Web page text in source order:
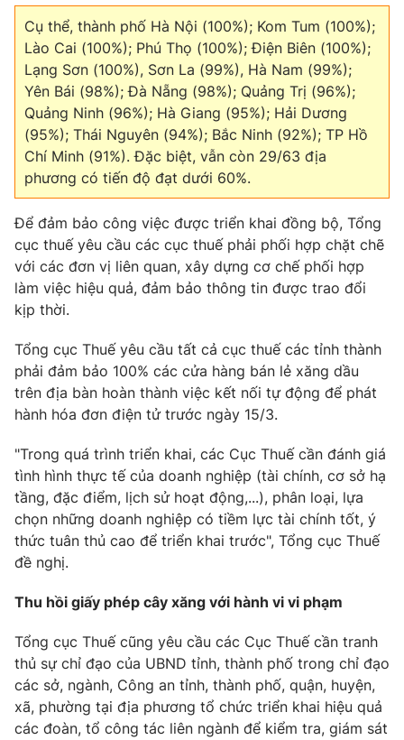
Hậu trường
Nhân vật
Khán giả
Giải sao mai
Giải trí
Điện ảnh
Âm nhạc
Sao
Đời sống
Du lịch
Làm đẹp
Chất lượng cuộc sống
Giáo dục
Tuyển sinh
Học trực tuyến
Công nghệ
Sản phẩm
Thị trường
Tư vấn
Giao lưu trực tuyến
Lịch phát sóng
Emagazine Podcast
Photo Infographic
Video Shorts video
VTV Money VTV Thể thao
Thị trường 24h Tấm lòng Việt
VTV4 Vươn mình bằng AI
Cụ thể, thành phố Hà Nội (100%); Kom Tum (100%);
Lào Cai (100%); Phú Thọ (100%); Điện Biên (100%);
Lạng Sơn (100%), Sơn La (99%), Hà Nam (99%);
Yên Bái (98%); Đà Nẵng (98%); Quảng Trị (96%);
Quảng Ninh (96%); Hà Giang (95%); Hải Dương
(95%); Thái Nguyên (94%); Bắc Ninh (92%); TP Hồ
Chí Minh (91%). Đặc biệt, vẫn còn 29/63 địa
phương có tiến độ đạt dưới 60%.
Để đảm bảo công việc được triển khai đồng bộ, Tổng
cục thuế yêu cầu các cục thuế phải phối hợp chặt chẽ
với các đơn vị liên quan, xây dựng cơ chế phối hợp
làm việc hiệu quả, đảm bảo thông tin được trao đổi
kịp thời.
Tổng cục Thuế yêu cầu tất cả cục thuế các tỉnh thành
phải đảm bảo 100% các cửa hàng bán lẻ xăng dầu
trên địa bàn hoàn thành việc kết nối tự động để phát
hành hóa đơn điện tử trước ngày 15/3.
"Trong quá trình triển khai, các Cục Thuế cần đánh giá
tình hình thực tế của doanh nghiệp (tài chính, cơ sở hạ
tầng, đặc điểm, lịch sử hoạt động,...), phân loại, lựa
chọn những doanh nghiệp có tiềm lực tài chính tốt, ý
thức tuân thủ cao để triển khai trước", Tổng cục Thuế
đề nghị.
Thu hồi giấy phép cây xăng với hành vi vi phạm
Tổng cục Thuế cũng yêu cầu các Cục Thuế cần tranh
thủ sự chỉ đạo của UBND tỉnh, thành phố trong chỉ đạo
các sở, ngành, Công an tỉnh, thành phố, quận, huyện,
xã, phường tại địa phương tổ chức triển khai hiệu quả
các đoàn, tổ công tác liên ngành để kiểm tra, giám sát